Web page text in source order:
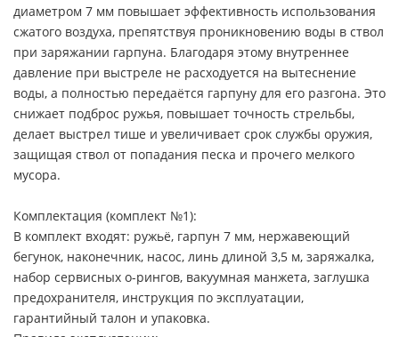
диаметром 7 мм повышает эффективность использования
сжатого воздуха, препятствуя проникновению воды в ствол
при заряжании гарпуна. Благодаря этому внутреннее
давление при выстреле не расходуется на вытеснение
воды, а полностью передаётся гарпуну для его разгона. Это
снижает подброс ружья, повышает точность стрельбы,
делает выстрел тише и увеличивает срок службы оружия,
защищая ствол от попадания песка и прочего мелкого
мусора.
Комплектация (комплект №1):
В комплект входят: ружьё, гарпун 7 мм, нержавеющий
бегунок, наконечник, насос, линь длиной 3,5 м, заряжалка,
набор сервисных о-рингов, вакуумная манжета, заглушка
предохранителя, инструкция по эксплуатации,
гарантийный талон и упаковка.